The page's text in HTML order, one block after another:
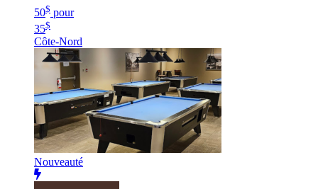
50$ pour
35$
Côte-Nord
Nouveauté